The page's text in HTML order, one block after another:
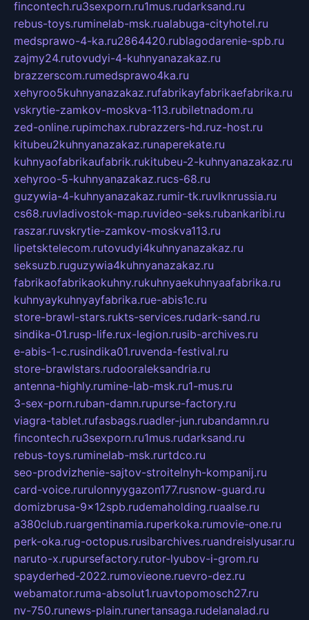
fincontech.ru3sexporn.ru1mus.rudarksand.ru
rebus-toys.ruminelab-msk.rualabuga-cityhotel.ru
medsprawo-4-ka.ru2864420.rublagodarenie-spb.ru
zajmy24.rutovudyi-4-kuhnyanazakaz.ru
brazzerscom.rumedsprawo4ka.ru
xehyroo5kuhnyanazakaz.rufabrikayfabrikaefabrika.ru
vskrytie-zamkov-moskva-113.rubiletnadom.ru
zed-online.rupimchax.rubrazzers-hd.ruz-host.ru
kitubeu2kuhnyanazakaz.runaperekate.ru
kuhnyaofabrikaufabrik.rukitubeu-2-kuhnyanazakaz.ru
xehyroo-5-kuhnyanazakaz.rucs-68.ru
guzywia-4-kuhnyanazakaz.rumir-tk.ruvlknrussia.ru
cs68.ruvladivostok-map.ruvideo-seks.rubankaribi.ru
raszar.ruvskrytie-zamkov-moskva113.ru
lipetsktelecom.rutovudyi4kuhnyanazakaz.ru
seksuzb.ruguzywia4kuhnyanazakaz.ru
fabrikaofabrikaokuhny.rukuhnyaekuhnyaafabrika.ru
kuhnyaykuhnyayfabrika.rue-abis1c.ru
store-brawl-stars.rukts-services.rudark-sand.ru
sindika-01.rusp-life.rux-legion.rusib-archives.ru
e-abis-1-c.rusindika01.ruvenda-festival.ru
store-brawlstars.rudooraleksandria.ru
antenna-highly.rumine-lab-msk.ru1-mus.ru
3-sex-porn.ruban-damn.rupurse-factory.ru
viagra-tablet.rufasbags.ruadler-jun.rubandamn.ru
fincontech.ru3sexporn.ru1mus.rudarksand.ru
rebus-toys.ruminelab-msk.rurtdco.ru
seo-prodvizhenie-sajtov-stroitelnyh-kompanij.ru
card-voice.rurulonnyygazon177.rusnow-guard.ru
domizbrusa-9x12spb.rudemaholding.ruaalse.ru
a380club.ruargentinamia.ruperkoka.rumovie-one.ru
perk-oka.rug-octopus.rusibarchives.ruandreislyusar.ru
naruto-x.rupursefactory.rutor-lyubov-i-grom.ru
spayderhed-2022.rumovieone.ruevro-dez.ru
webamator.ruma-absolut1.ruavtopomosch27.ru
nv-750.runews-plain.runertansaga.rudelanalad.ru